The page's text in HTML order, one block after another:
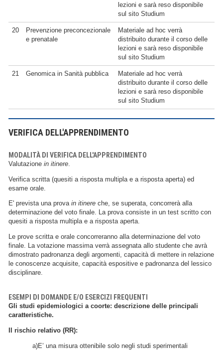
lezioni e sarà reso disponibile
sul sito Studium
20
Prevenzione preconcezionale
e prenatale
Materiale ad hoc verrà
distribuito durante il corso delle
lezioni e sarà reso disponibile
sul sito Studium
21 Genomica in Sanità pubblica
Materiale ad hoc verrà
distribuito durante il corso delle
lezioni e sarà reso disponibile
sul sito Studium
VERIFICA DELL'APPRENDIMENTO
MODALITÀ DI VERIFICA DELL'APPRENDIMENTO
Valutazione in itinere
Verifica scritta (quesiti a risposta multipla e a risposta aperta) ed
esame orale.
E' prevista una prova in itinere che, se superata, concorrerà alla
determinazione del voto finale. La prova consiste in un test scritto con
quesiti a risposta multipla e a risposta aperta.
Le prove scritta e orale concorreranno alla determinazione del voto
finale. La votazione massima verrà assegnata allo studente che avrà
dimostrato padronanza degli argomenti, capacità di mettere in relazione
le conoscenze acquisite, capacità espositive e padronanza del lessico
disciplinare.
ESEMPI DI DOMANDE E/O ESERCIZI FREQUENTI
Gli studi epidemiologici a coorte: descrizione delle principali
caratteristiche.
Il rischio relativo (RR):
a)E’ una misura ottenibile solo negli studi sperimentali